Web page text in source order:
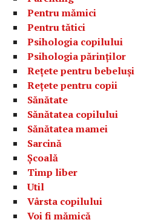
Pentru mămici
Pentru tătici
Psihologia copilului
Psihologia părinților
Rețete pentru bebeluși
Rețete pentru copii
Sănătate
Sănătatea copilului
Sănătatea mamei
Sarcină
Școală
Timp liber
Util
Vârsta copilului
Voi fi mămică